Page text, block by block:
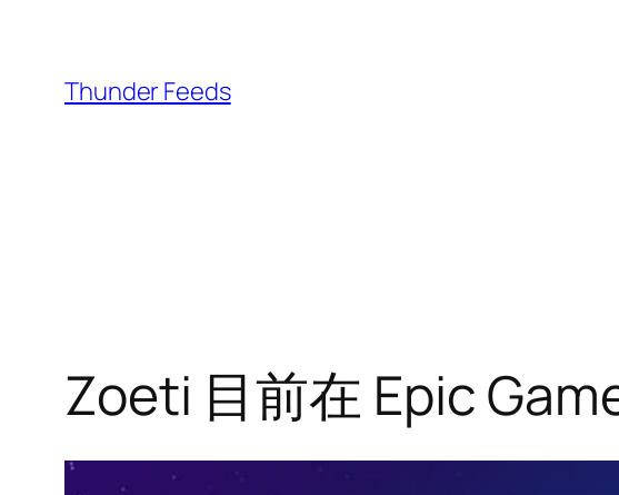
Thunder Feeds
Zoeti 目前在 Epic